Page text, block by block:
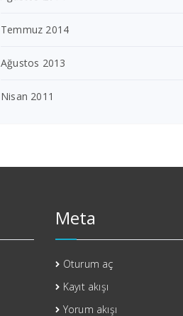
Temmuz 2014
Ağustos 2013
Nisan 2011
Meta
Oturum aç
Kayıt akışı
Yorum akışı